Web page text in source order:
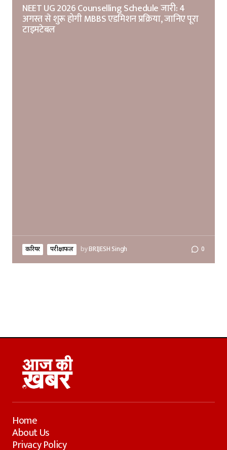
NEET UG 2026 Counselling Schedule जारी: 4
अगस्त से शुरू होगी MBBS एडमिशन प्रक्रिया, जानिए पूरा
टाइमटेबल
करियर परीक्षाफल byBRIJESH Singh 0
Home
About Us
Privacy Policy